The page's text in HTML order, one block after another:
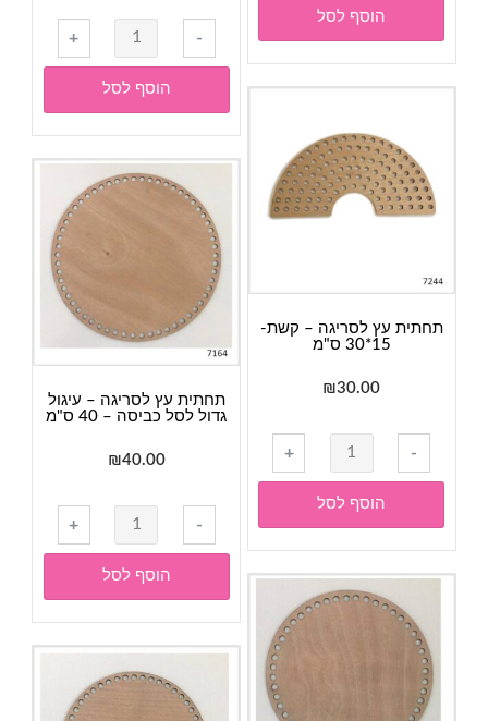
תחתית
עץ
לסריגה
-
טבעי-
משולש-
20
ס"מ
הוסף לסל
-
כמות
של
תחתית
עץ
לסריגה
-
גוון
+
הוסף לסל
תחתית עץ לסריגה – קשת-
15*30 ס"מ
₪30.00
-
כמות
של
תחתית
עץ
לסריגה
-
קשת-
+
הוסף לסל
תחתית עץ לסריגה – עיגול
גדול לסל כביסה – 40 ס"מ
₪40.00
-
כמות
של
תחתית
עץ
לסריגה
-
עיגול
+
הוסף לסל